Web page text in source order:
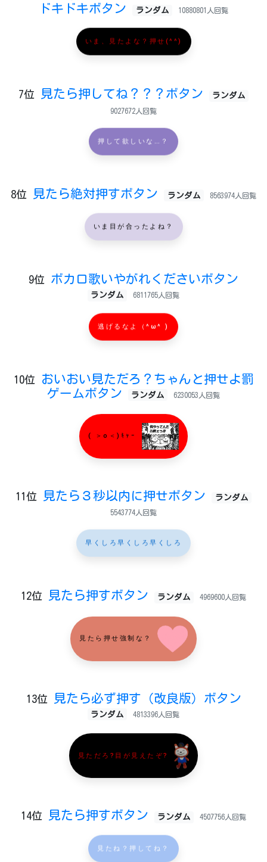
ドキドキボタン
ランダム 10880801人回覧
いま、見たよな？押せ(^^)
7位 見たら押してね？？？ボタン ランダム
9027672人回覧
押して欲しいな…？
8位 見たら絶対押すボタン ランダム 8563974人回覧
いま目が合ったよね？
9位 ボカロ歌いやがれくださいボタン
ランダム 6811765人回覧
逃げるなよ（^ω^ )
10位
おいおい見ただろ？ちゃんと押せよ罰
ゲームボタン
ランダム 6230053人回覧
( ＞o＜)ｷｬｰ
11位 見たら３秒以内に押せボタン ランダム
5543774人回覧
早くしろ早くしろ早くしろ
12位 見たら押すボタン ランダム 4969600人回覧
見たら押せ強制な？
13位 見たら必ず押す（改良版）ボタン
ランダム 4813396人回覧
見ただろ?目が見えたぞ?
14位 見たら押すボタン ランダム 4507756人回覧
見たね？押してね？